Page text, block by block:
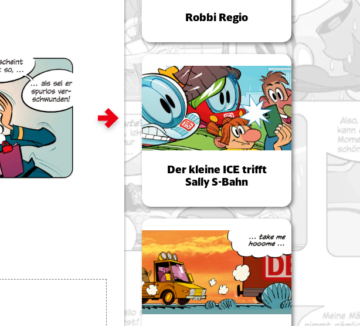
Zum nächsten Bild
Robbi Regio
Der kleine ICE trifft
Sally S-Bahn